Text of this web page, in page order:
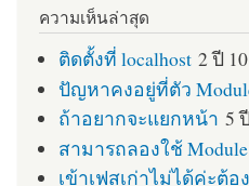
ความเห็นล่าสุด
ติดตั้งที่ localhost 2 ปี
ปัญหาคงอยู่ที่ตัว
ถ้าอยากจะแยกหน้า 5
สามารถลองใช้ Module
เข้าเฟสเก่าไม่ได้ค่ะต้อ